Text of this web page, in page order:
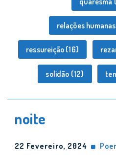
relações humanas
ressureição (16)
solidão (12)
noite
22 Fevereiro, 2024